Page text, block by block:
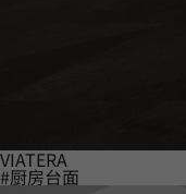
VIATERA
#厨房台面